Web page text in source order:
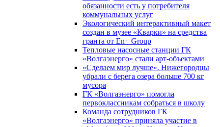
обязанности есть у потребителя
коммунальных услуг
Экологический интерактивный макет
создан в музее «Кварки» на средства
гранта от En+ Group
Тепловые насосные станции ГК
«Волгаэнерго» стали арт-объектами
«Сделаем мир лучше». Нижегородцы
убрали с берега озера больше 700 кг
мусора
ГК «Волгаэнерго» помогла
первоклассникам собраться в школу
Команда сотрудников ГК
«Волгаэнерго» приняла участие в